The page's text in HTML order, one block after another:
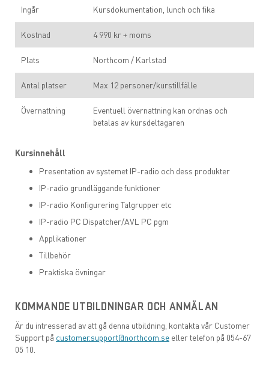
Ingår Kursdokumentation, lunch och fika
Kostnad 4 990 kr + moms
Plats Northcom / Karlstad
Antal platser Max 12 personer/kurstillfälle
Övernattning
Eventuell övernattning kan ordnas och
betalas av kursdeltagaren
Kursinnehåll
Presentation av systemet IP-radio och dess produkter
IP-radio grundläggande funktioner
IP-radio Konfigurering Talgrupper etc
IP-radio PC Dispatcher/AVL PC pgm
Applikationer
Tillbehör
Praktiska övningar
KOMMANDE UTBILDNINGAR OCH ANMÄLAN
Är du intresserad av att gå denna utbildning, kontakta vår Customer
Support på customer.support@northcom.se eller telefon på 054-67
05 10.